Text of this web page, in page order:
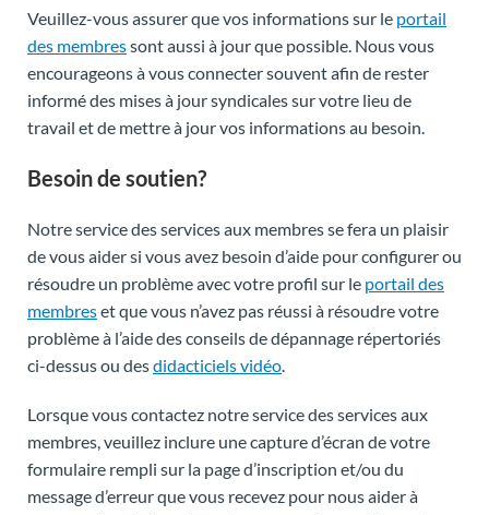
Veuillez-vous assurer que vos informations sur le portail
des membressont aussi à jour que possible. Nous vous
encourageons à vous connecter souvent afin de rester
informé des mises à jour syndicales sur votre lieu de
travail et de mettre à jour vos informations au besoin.
Besoin de soutien?
Notre service des services aux membres se fera un plaisir
de vous aider si vous avez besoin d’aide pour configurer ou
résoudre un problème avec votre profil sur le portail des
membreset que vous n’avez pas réussi à résoudre votre
problème à l’aide des conseils de dépannage répertoriés
ci-dessus ou desdidacticiels vidéo.
Lorsque vous contactez notre service des services aux
membres, veuillez inclure une capture d’écran de votre
formulaire rempli sur la page d’inscription et/ou du
message d’erreur que vous recevez pour nous aider à